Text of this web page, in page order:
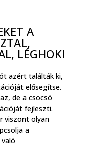
A
LÉGHOKI
azért találták ki,
elősegítse.
de a csocsó
fejleszti.
viszont olyan
a